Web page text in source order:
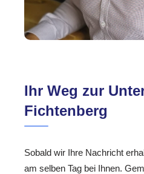
Ihr Weg zur
Fichtenberg
Sobald wir Ihre Nachricht
am selben Tag bei Ihnen.